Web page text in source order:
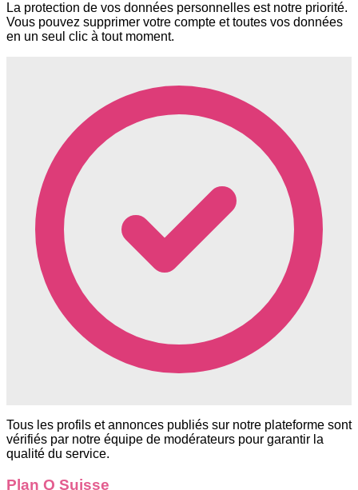
La protection de vos données personnelles est notre priorité.
Vous pouvez supprimer votre compte et toutes vos données
en un seul clic à tout moment.
Tous les profils et annonces publiés sur notre plateforme sont
vérifiés par notre équipe de modérateurs pour garantir la
qualité du service.
Plan Q Suisse